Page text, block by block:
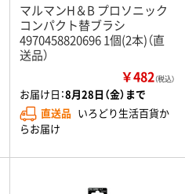
マルマンH＆B プロソニック
コンパクト替ブラシ
4970458820696 1個(2本)（直
送品）
￥482（税込）
お届け日：8月28日（金）まで
直送品 いろどり生活百貨か
らお届け